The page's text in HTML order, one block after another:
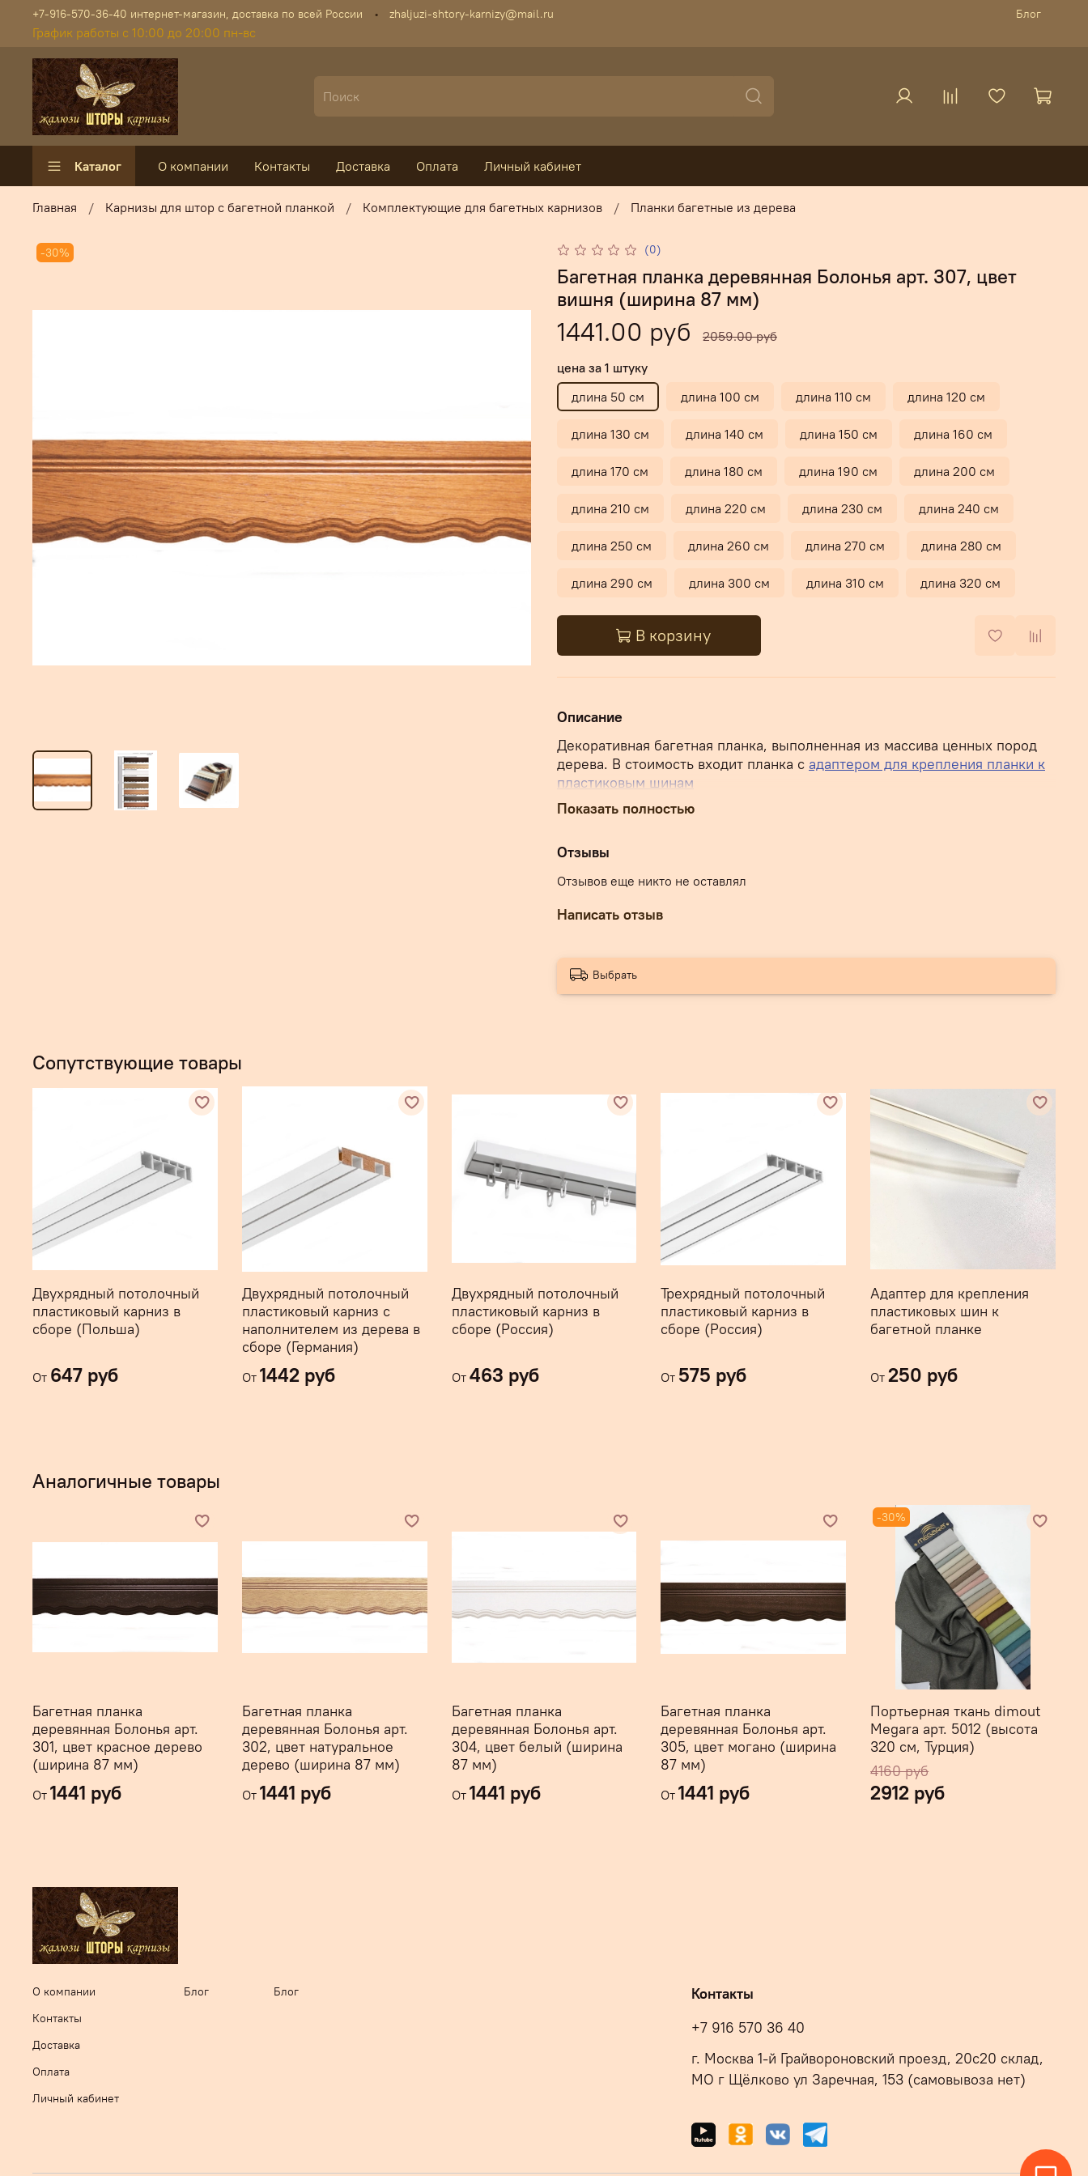
Блог
График работы с 10:00 до 20:00 пн-вс
+7-916-570-36-40 интернет-магазин, доставка по всей России zhaljuzi-shtory-karnizy@mail.ru
Каталог О компании Контакты Доставка Оплата Личный кабинет
Главная Карнизы для штор с багетной планкой Комплектующие для багетных карнизов Планки багетные из дерева
-30% (0)
Багетная планка деревянная Болонья арт. 307, цвет
вишня (ширина 87 мм)
1441.00 руб
2059.00 руб
цена за 1 штуку
длина 50 см
длина 100 см длина 110 см длина 120 см
длина 130 см длина 140 см длина 150 см длина 160 см
длина 170 см длина 180 см длина 190 см длина 200 см
длина 210 см длина 220 см длина 230 см длина 240 см
длина 250 см длина 260 см длина 270 см длина 280 см
длина 290 см длина 300 см длина 310 см длина 320 см
В корзину
Описание
Декоративная багетная планка, выполненная из массива ценных пород
дерева. В стоимость входит планка с адаптером для крепления планки к
пластиковым шинам
Багетную планку можно использовать не только с карнизами для штор,
подъемных систем.
Название: Болонья
Артикул: 307
Материал: дерево
Планка отправляется цельной по выбранным размерам в усиленной
упаковке для надежной транспортировки. Способ доставки нужно
выбрать Сдэк (доставка в Пункт Выдачи товара длиной до 350 см)
Если требуемая Вам длина изделия не совпадает с предложенными
Показать полностью
Отзывы
Отзывов еще никто не оставлял
Написать отзыв
Выбрать
Сопутствующие товары
Двухрядный потолочный
пластиковый карниз в
сборе (Польша)
От 647 руб
Двухрядный потолочный
пластиковый карниз с
наполнителем из дерева в
сборе (Германия)
От 1442 руб
Двухрядный потолочный
пластиковый карниз в
сборе (Россия)
От 463 руб
Трехрядный потолочный
пластиковый карниз в
сборе (Россия)
От 575 руб
Адаптер для крепления
пластиковых шин к
багетной планке
От 250 руб
Аналогичные товары
Багетная планка
деревянная Болонья арт.
301, цвет красное дерево
(ширина 87 мм)
От 1441 руб
Багетная планка
деревянная Болонья арт.
302, цвет натуральное
дерево (ширина 87 мм)
От 1441 руб
Багетная планка
деревянная Болонья арт.
304, цвет белый (ширина
87 мм)
От 1441 руб
Багетная планка
деревянная Болонья арт.
305, цвет могано (ширина
87 мм)
От 1441 руб
-30%
Портьерная ткань dimout
Megara арт. 5012 (высота
320 см, Турция)
4160 руб
2912 руб
О компании
Контакты
Доставка
Оплата
Личный кабинет
Блог Блог
Контакты
+7 916 570 36 40
г. Москва 1-й Грайвороновский проезд, 20с20 склад,
МО г Щёлково ул Заречная, 153 (самовывоза нет)